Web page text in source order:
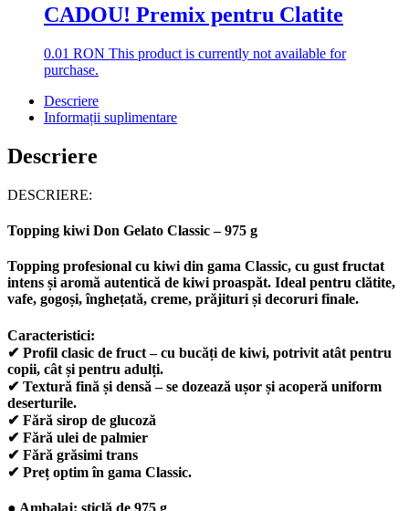
CADOU! Premix pentru Clatite
0.01 RON This product is currently not available for
purchase.
Descriere
Informații suplimentare
Descriere
DESCRIERE:
Topping kiwi Don Gelato Classic – 975 g
Topping profesional cu kiwidin gama Classic, cu gust fructat
intens șiaromă autentică de kiwi proaspăt. Ideal pentru clătite,
vafe, gogoși,înghețată, creme, prăjiturișidecoruri finale.
Caracteristici:
✔ Profil clasic de fruct– cu bucăți de kiwi, potrivit atât pentru
copii, cât și pentru adulți.
✔ Textură fină și densă – se dozează ușor și acoperă uniform
deserturile.
✔ Fără sirop de glucoză
✔ Fără ulei de palmier
✔ Fără grăsimi trans
✔ Preț optimîn gama Classic.
● Ambalaj: sticlă de 975 g